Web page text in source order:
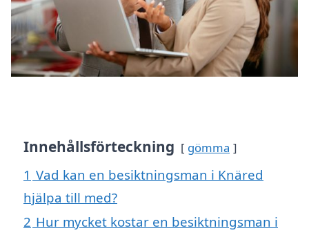
Innehållsförteckning gömma
1 Vad kan en besiktningsman i Knäred
hjälpa till med?
2 Hur mycket kostar en besiktningsman i